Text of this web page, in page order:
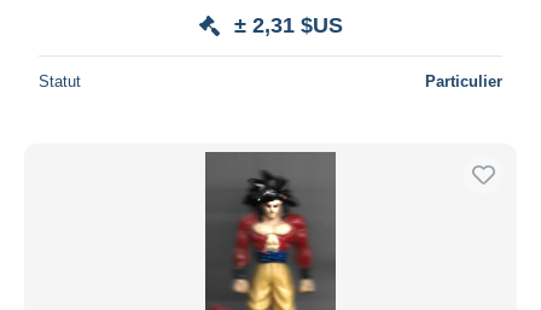
± 2,31 $US
Statut Particulier